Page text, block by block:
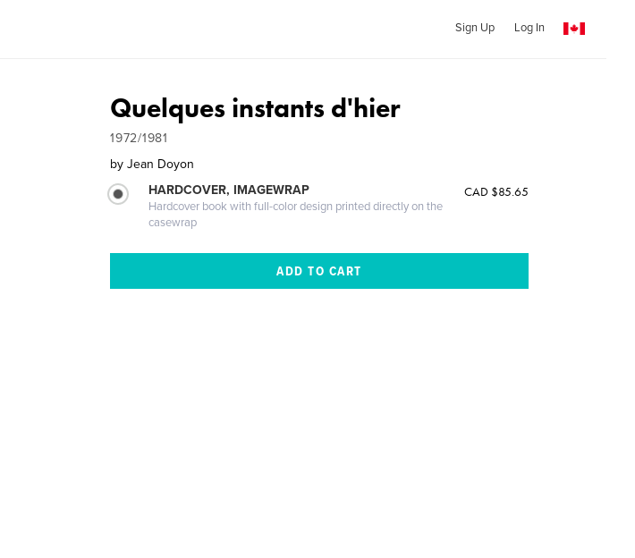
Sign Up Log In
Quelques instants d'hier
1972/1981
by Jean Doyon
HARDCOVER, IMAGEWRAP
Hardcover book with full-color design printed directly on the
casewrap
CAD $85.65